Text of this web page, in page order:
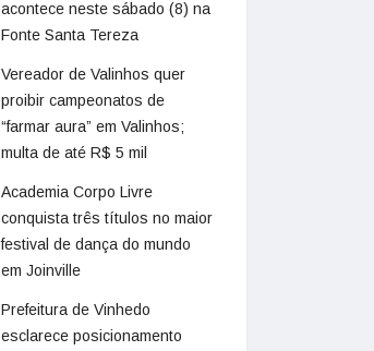
acontece neste sábado (8) na
Fonte Santa Tereza
Vereador de Valinhos quer
proibir campeonatos de
“farmar aura” em Valinhos;
multa de até R$ 5 mil
Academia Corpo Livre
conquista três títulos no maior
festival de dança do mundo
em Joinville
Prefeitura de Vinhedo
esclarece posicionamento